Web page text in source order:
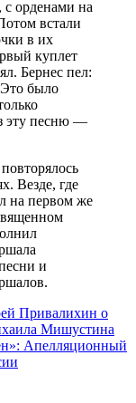
орденами на
встали
в их
куплет
Бернес пел:
было
эту песню —
Везде, где
на первом же
и
Привалихин о
Мишустина
Апелляционный